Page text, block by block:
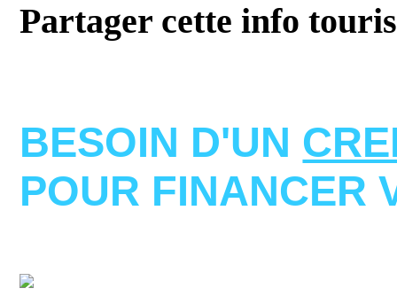
Partager cette info
BESOIN D'UN
POUR FINANCER